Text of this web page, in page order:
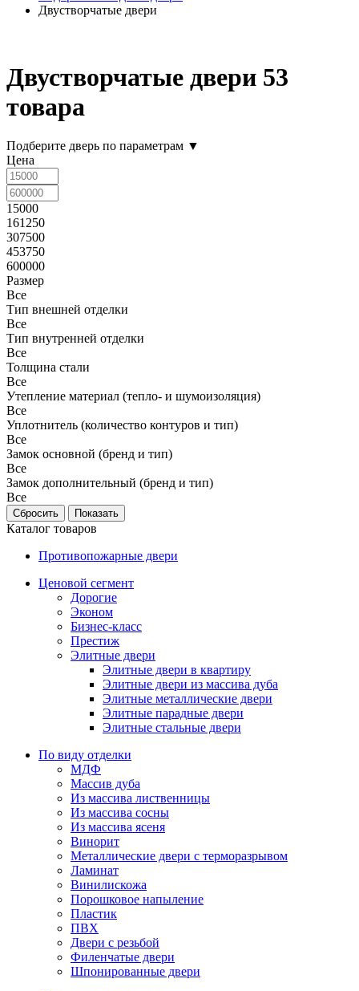
Двустворчатые двери
Двустворчатые двери 53
товара
Подберите дверь по параметрам ▼
Цена
15000
161250
307500
453750
600000
Размер
Все
Тип внешней отделки
Все
Тип внутренней отделки
Все
Толщина стали
Все
Утепление материал (тепло- и шумоизоляция)
Все
Уплотнитель (количество контуров и тип)
Все
Замок основной (бренд и тип)
Все
Замок дополнительный (бренд и тип)
Все
Каталог товаров
Противопожарные двери
Ценовой сегмент
Дорогие
Эконом
Бизнес-класс
Престиж
Элитные двери
Элитные двери в квартиру
Элитные двери из массива дуба
Элитные металлические двери
Элитные парадные двери
Элитные стальные двери
По виду отделки
МДФ
Массив дуба
Из массива лиственницы
Из массива сосны
Из массива ясеня
Винорит
Металлические двери с терморазрывом
Ламинат
Винилискожа
Порошковое напыление
Пластик
ПВХ
Двери с резьбой
Филенчатые двери
Шпонированные двери